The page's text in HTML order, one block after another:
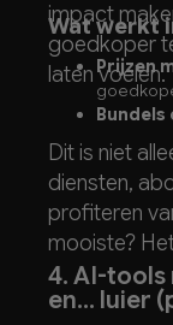
impact
goedkoper
laten voelen.
Wat werkt
Prijzen
Bundels
vrijdag”
Dit is niet
diensten,
profiteren
mooiste?
4. AI-tools
en... luier